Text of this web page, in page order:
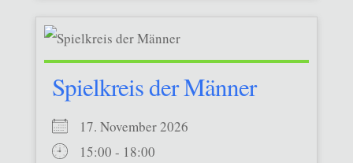
Spielkreis der Männer
17. November 2026
15:00 - 18:00